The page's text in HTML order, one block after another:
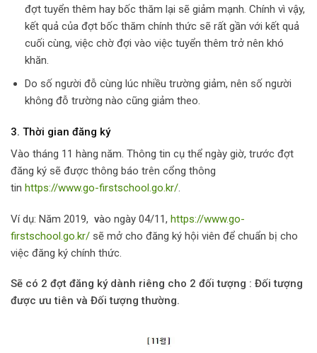
đợt tuyển thêm hay bốc thăm lại sẽ giảm mạnh. Chính vì vậy,
kết quả của đợt bốc thăm chính thức sẽ rất gần với kết quả
cuối cùng, việc chờ đợi vào việc tuyển thêm trở nên khó
khăn.
Do số người đỗ cùng lúc nhiều trường giảm, nên số người
không đỗ trường nào cũng giảm theo.
3. Thời gian đăng ký
Vào tháng 11 hàng năm. Thông tin cụ thể ngày giờ, trước đợt
đăng ký sẽ được thông báo trên cổng thông
tin https://www.go-firstschool.go.kr/.
Ví dụ: Năm 2019, vào ngày 04/11, https://www.go-
firstschool.go.kr/ sẽ mở cho đăng ký hội viên để chuẩn bị cho
việc đăng ký chính thức.
Sẽ có 2 đợt đăng ký dành riêng cho 2 đối tượng : Đối tượng
được ưu tiên và Đối tượng thường.